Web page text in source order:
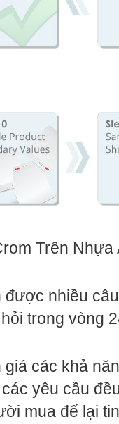
Trên
được nhiều
trong vòng
các khả
yêu cầu
mua để lại